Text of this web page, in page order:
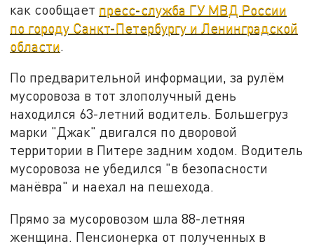
как сообщает пресс-служба ГУ МВД России
по городу Санкт-Петербургу и Ленинградской
области.
По предварительной информации, за рулём
мусоровоза в тот злополучный день
находился 63-летний водитель. Большегруз
марки "Джак" двигался по дворовой
территории в Питере задним ходом. Водитель
мусоровоза не убедился "в безопасности
манёвра" и наехал на пешехода.
Прямо за мусоровозом шла 88-летняя
женщина. Пенсионерка от полученных в